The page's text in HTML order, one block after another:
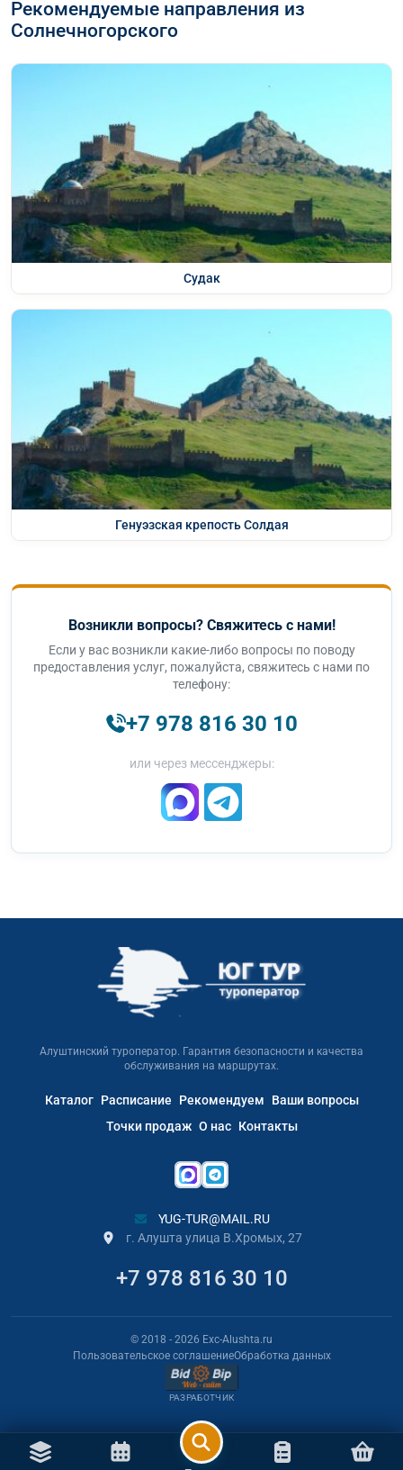
Рекомендуемые направления из
Солнечногорского
Судак
Генуэзская крепость Солдая
Возникли вопросы? Свяжитесь с нами!
Если у вас возникли какие-либо вопросы по поводу
предоставления услуг, пожалуйста, свяжитесь с нами по
телефону:
+7 978 816 30 10
или через мессенджеры:
Алуштинский туроператор. Гарантия безопасности и качества
обслуживания на маршрутах.
Каталог Расписание Рекомендуем
Ваши вопросы
Точки продаж О нас Контакты
YUG-TUR@MAIL.RU
г. Алушта улица В.Хромых, 27
+7 978 816 30 10
© 2018 - 2026 Exc-Alushta.ru
Пользовательское соглашениеОбработка данных
РАЗРАБОТЧИК